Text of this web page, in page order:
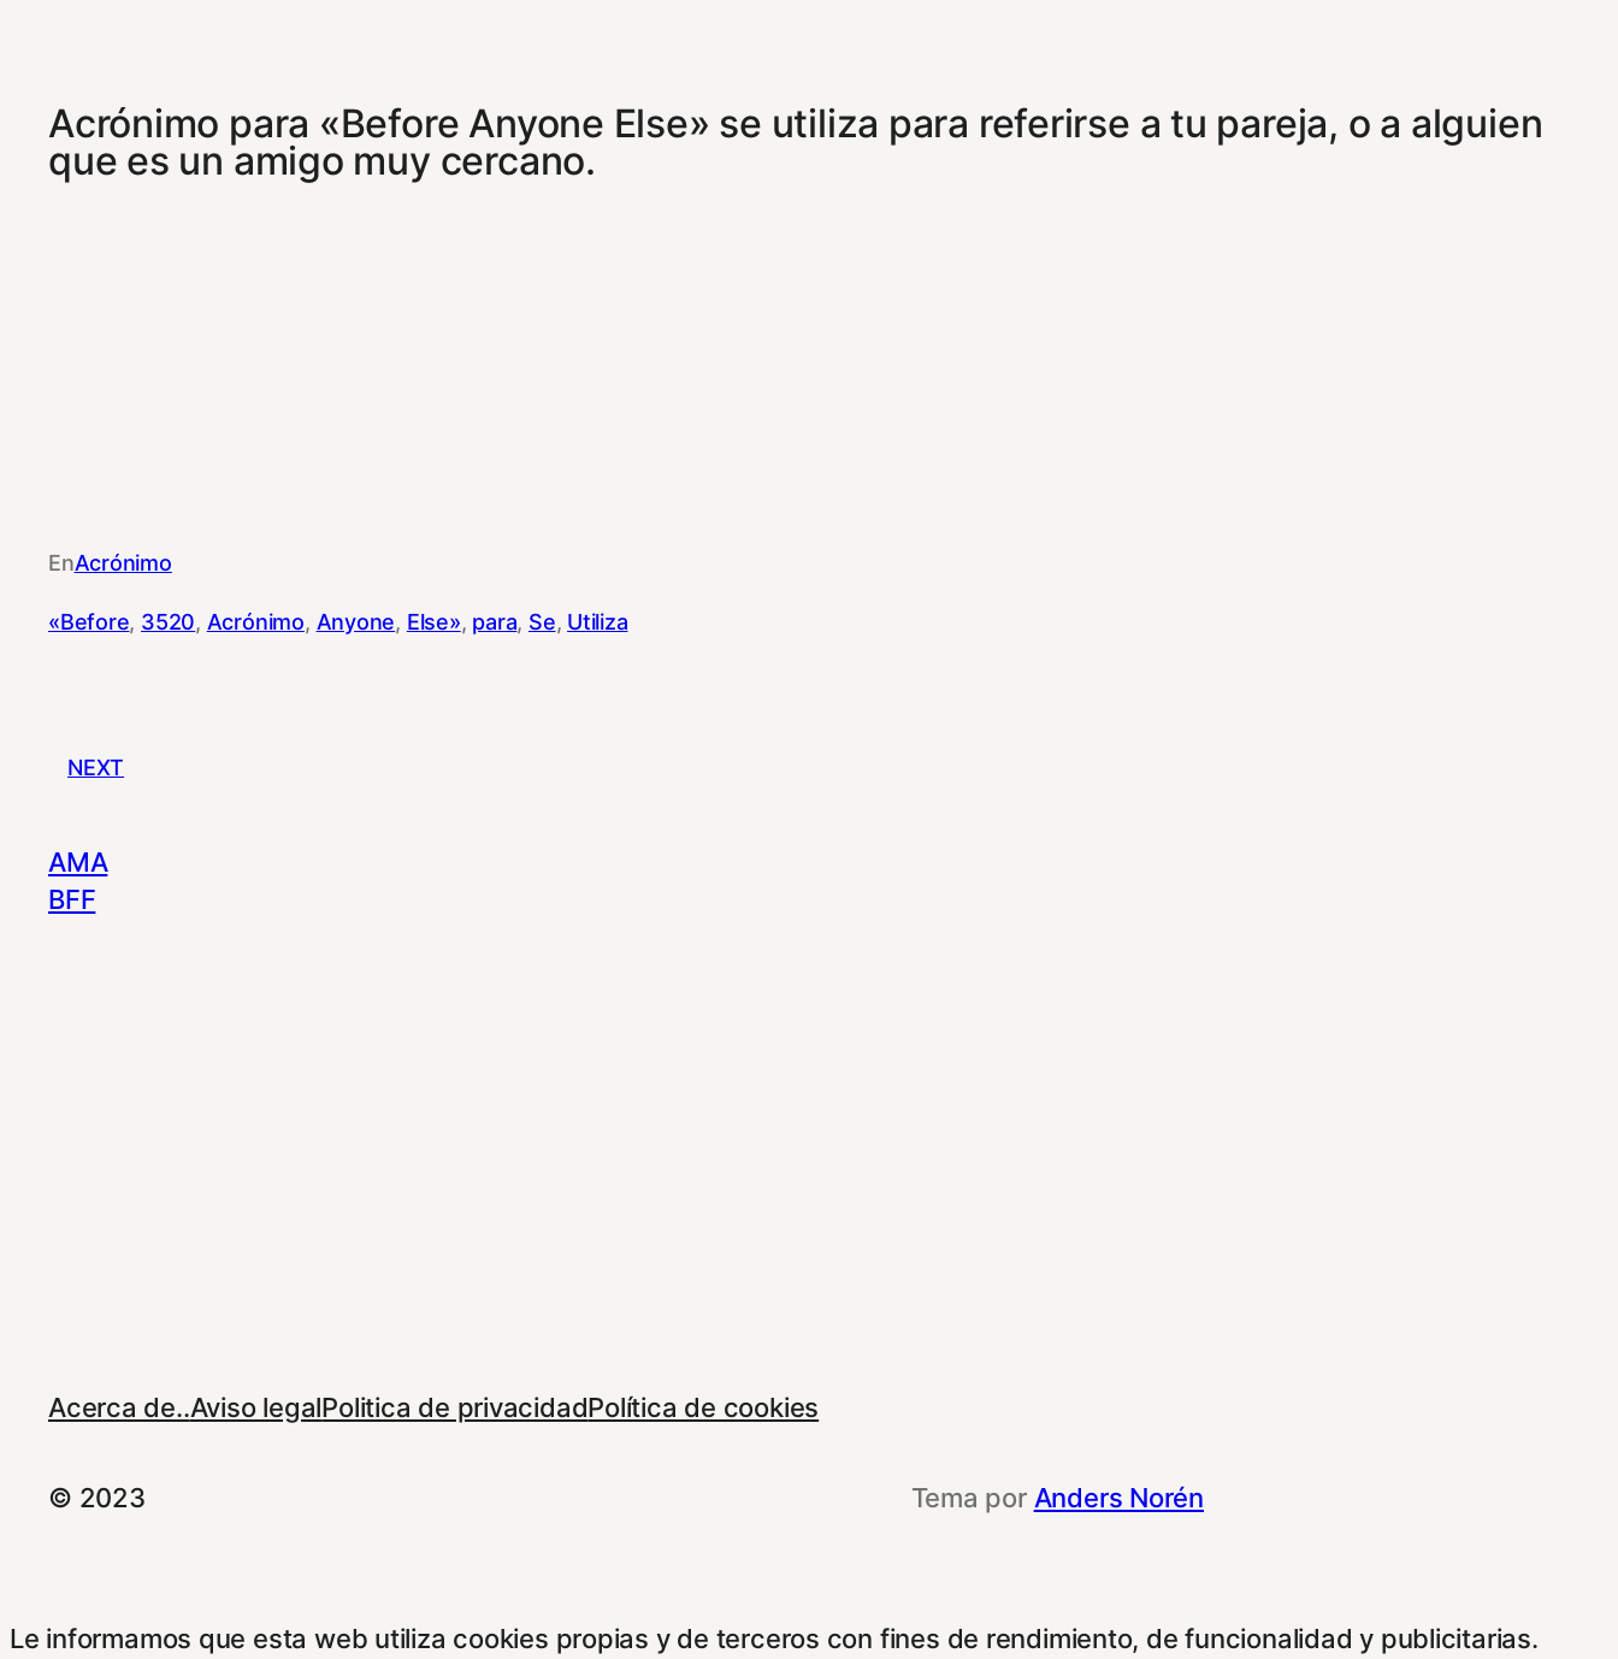
Acrónimo para «Before Anyone Else» se utiliza para referirse a tu pareja, o a alguien
que es un amigo muy cercano.
EnAcrónimo
«Before, 3520, Acrónimo, Anyone, Else», para, Se, Utiliza
NEXT
AMA
BFF
Acerca de..Aviso legalPolitica de privacidadPolítica de cookies
© 2023 Tema por Anders Norén
Le informamos que esta web utiliza cookies propias y de terceros con fines de rendimiento, de funcionalidad y publicitarias.